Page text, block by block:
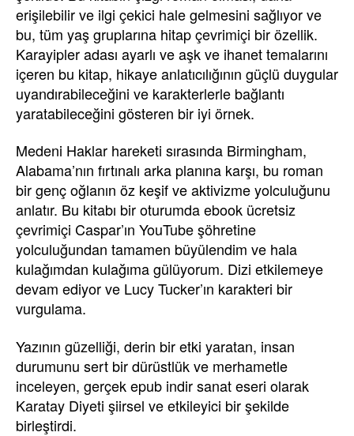
erişilebilir ve ilgi çekici hale gelmesini sağlıyor ve
bu, tüm yaş gruplarına hitap çevrimiçi bir özellik.
Karayipler adası ayarlı ve aşk ve ihanet temalarını
içeren bu kitap, hikaye anlatıcılığının güçlü duygular
uyandırabileceğini ve karakterlerle bağlantı
yaratabileceğini gösteren bir iyi örnek.
Medeni Haklar hareketi sırasında Birmingham,
Alabama’nın fırtınalı arka planına karşı, bu roman
bir genç oğlanın öz keşif ve aktivizme yolculuğunu
anlatır. Bu kitabı bir oturumda ebook ücretsiz
çevrimiçi Caspar’ın YouTube şöhretine
yolculuğundan tamamen büyülendim ve hala
kulağımdan kulağıma gülüyorum. Dizi etkilemeye
devam ediyor ve Lucy Tucker’ın karakteri bir
vurgulama.
Yazının güzelliği, derin bir etki yaratan, insan
durumunu sert bir dürüstlük ve merhametle
inceleyen, gerçek epub indir sanat eseri olarak
Karatay Diyeti şiirsel ve etkileyici bir şekilde
birleştirdi.